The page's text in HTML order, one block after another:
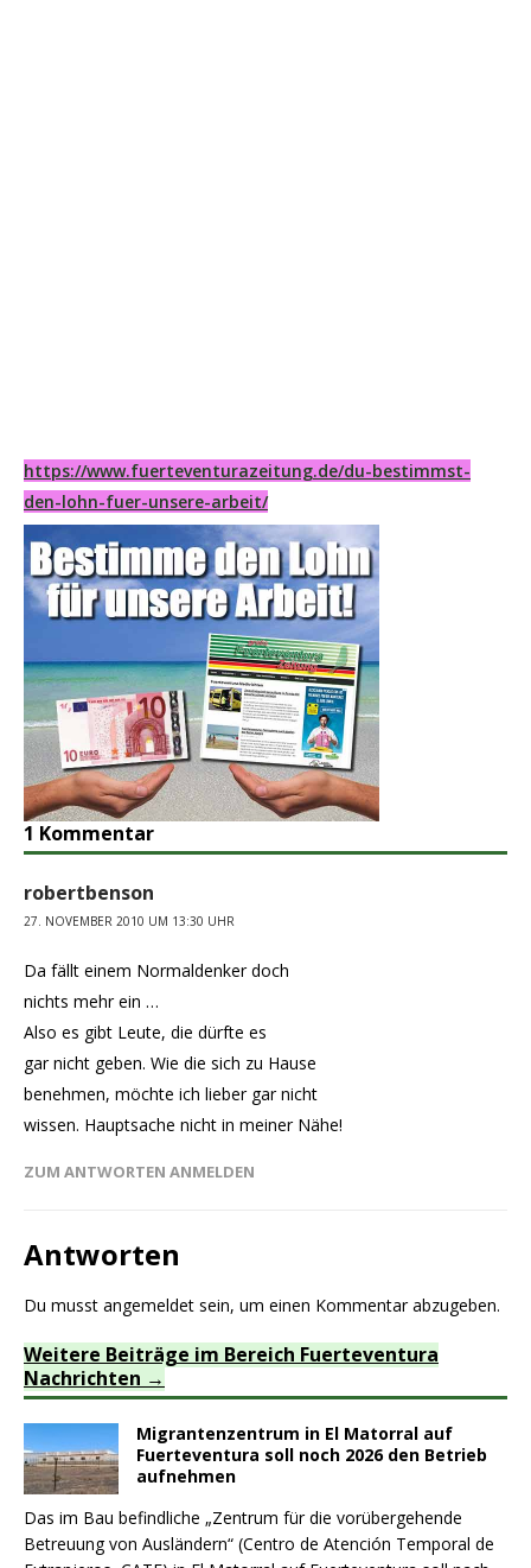
https://www.fuerteventurazeitung.de/du-bestimmst-
den-lohn-fuer-unsere-arbeit/
1 Kommentar
robertbenson
27. NOVEMBER 2010 UM 13:30 UHR
Da fällt einem Normaldenker doch
nichts mehr ein …
Also es gibt Leute, die dürfte es
gar nicht geben. Wie die sich zu Hause
benehmen, möchte ich lieber gar nicht
wissen. Hauptsache nicht in meiner Nähe!
ZUM ANTWORTEN ANMELDEN
Antworten
Du musst angemeldet sein, um einen Kommentar abzugeben.
Weitere Beiträge im Bereich Fuerteventura
Nachrichten
Migrantenzentrum in El Matorral auf
Fuerteventura soll noch 2026 den Betrieb
aufnehmen
Das im Bau befindliche „Zentrum für die vorübergehende
Betreuung von Ausländern“ (Centro de Atención Temporal de